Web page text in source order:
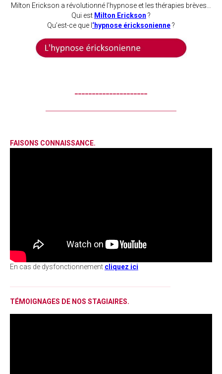
Milton Erickson a révolutionné l’hypnose et les thérapies brèves…
Qui est Milton Erickson ?
Qu’est-ce que l ‘hypnose éricksonienne?
FAISONS CONNAISSANCE.
En cas de dysfonctionnement cliquez ici
TÉMOIGNAGES DE NOS STAGIAIRES.